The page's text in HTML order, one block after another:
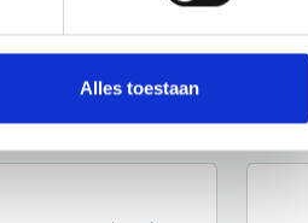
Alles toestaan